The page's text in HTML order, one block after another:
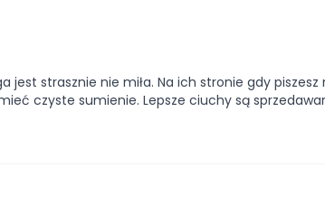
jest strasznie nie miła. Na ich stronie gdy
czyste sumienie. Lepsze ciuchy są